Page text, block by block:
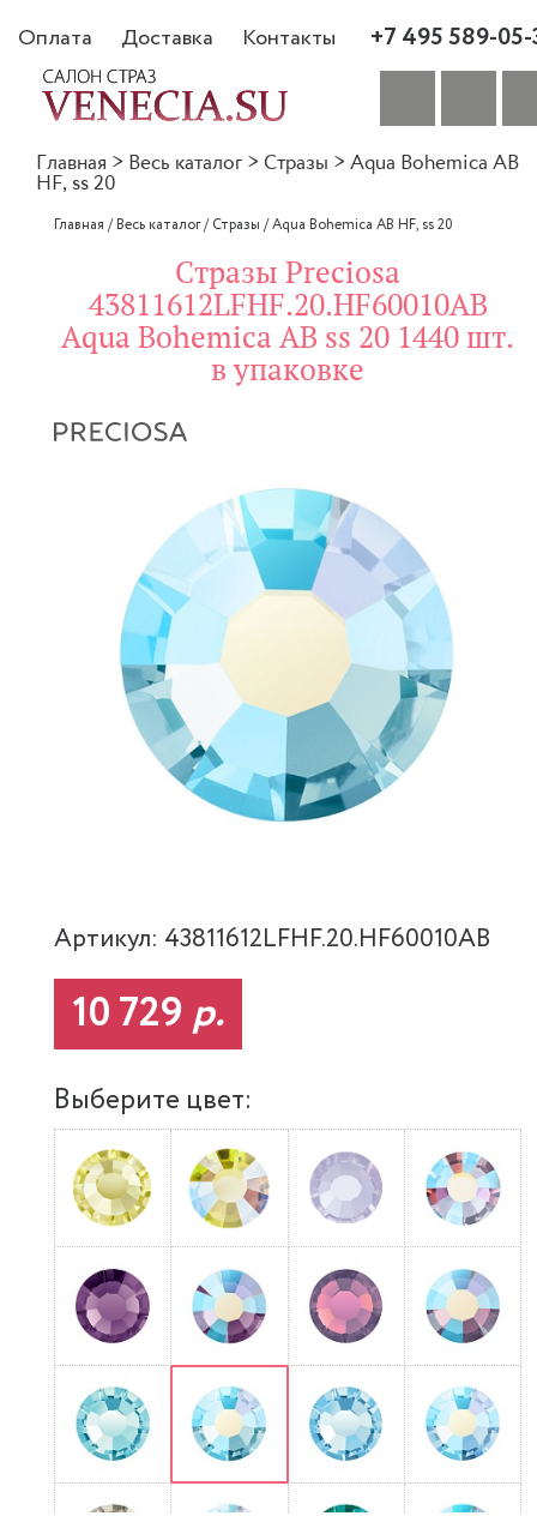
Оплата Доставка Контакты +7 495 589-
Главная > Весь каталог > Стразы > Aqua Bohemica AB
HF, ss 20
Главная /Весь каталог/Стразы /Aqua Bohemica AB HF, ss 20
Стразы Preciosa
43811612LFHF.20.HF60010AB
Aqua Bohemica AB ss 20 1440 шт.
в упаковке
Артикул: 43811612LFHF.20.HF60010AB
10 729 р.
Выберите цвет: